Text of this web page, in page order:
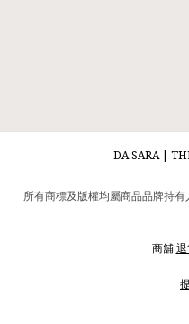
DA.SARA |
所有商標及版權均屬商品品牌持有
商舖